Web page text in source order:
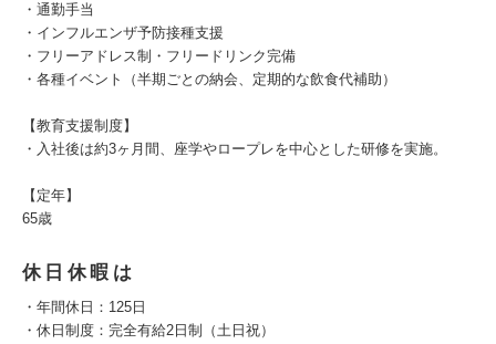
・通勤手当
・インフルエンザ予防接種支援
・フリーアドレス制・フリードリンク完備
・各種イベント（半期ごとの納会、定期的な飲食代補助）
【教育支援制度】
・入社後は約3ヶ月間、座学やロープレを中心とした研修を実施。
【定年】
65歳
休日休暇は
・年間休日：125日
・休日制度：完全有給2日制（土日祝）